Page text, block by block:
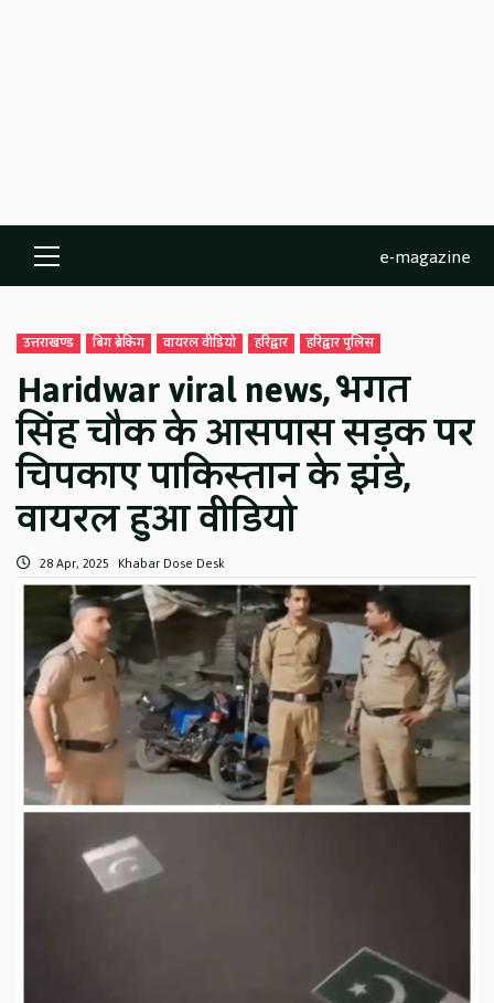
Primary
Menu
e-magazine
उत्तराखण्ड बिग ब्रेकिंग वायरल वीडियो हरिद्वार हरिद्वार पुलिस
Haridwar viral news, भगत
सिंह चौक के आसपास सड़क पर
चिपकाए पाकिस्तान के झंडे,
वायरल हुआ वीडियो
28 Apr, 2025 Khabar Dose Desk